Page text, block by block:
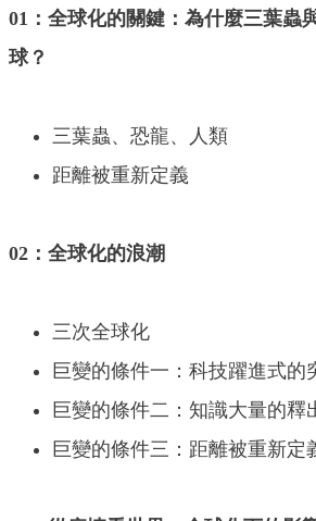
01：全球化的關鍵：為什麼三葉蟲
球？
三葉蟲、恐龍、人類
距離被重新定義
02：全球化的浪潮
三次全球化
巨變的條件一：科技躍進式的
巨變的條件二：知識大量的釋
巨變的條件三：距離被重新定